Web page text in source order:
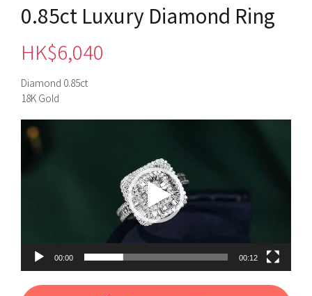
0.85ct Luxury Diamond Ring
HK$6,040
Diamond 0.85ct
18K Gold
視
訊
00:00 00:12